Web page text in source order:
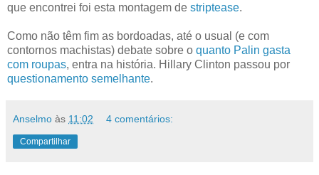
que encontrei foi esta montagem de striptease.
Como não têm fim as bordoadas, até o usual (e com
contornos machistas) debate sobre o quanto Palin gasta
com roupas, entra na história. Hillary Clinton passou por
questionamento semelhante.
Anselmo às 11:02 4 comentários:
Compartilhar